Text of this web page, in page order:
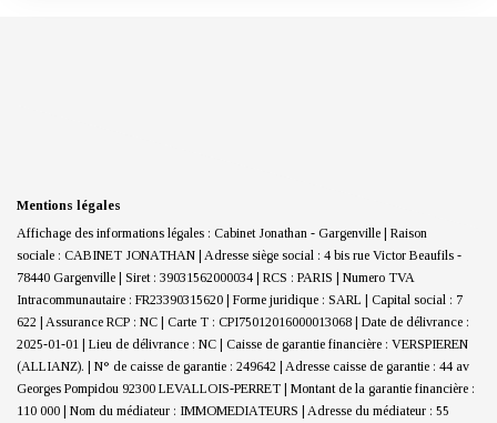
Mentions légales
Affichage des informations légales : Cabinet Jonathan - Gargenville | Raison
sociale : CABINET JONATHAN | Adresse siège social : 4 bis rue Victor Beaufils -
78440 Gargenville | Siret : 39031562000034 | RCS : PARIS | Numero TVA
Intracommunautaire : FR23390315620 | Forme juridique : SARL | Capital social : 7
622 | Assurance RCP : NC | Carte T : CPI75012016000013068 | Date de délivrance :
2025-01-01 | Lieu de délivrance : NC | Caisse de garantie financière : VERSPIEREN
(ALLIANZ). | N° de caisse de garantie : 249642 | Adresse caisse de garantie : 44 av
Georges Pompidou 92300 LEVALLOIS-PERRET | Montant de la garantie financière :
110 000 | Nom du médiateur : IMMOMEDIATEURS | Adresse du médiateur : 55